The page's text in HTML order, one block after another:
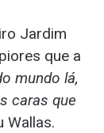
Jardim
que a
mundo lá,
caras que
Wallas.